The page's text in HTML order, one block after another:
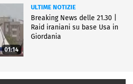
01:14
ULTIME NOTIZIE
Breaking News delle 21.30 |
Raid iraniani su base Usa in
Giordania